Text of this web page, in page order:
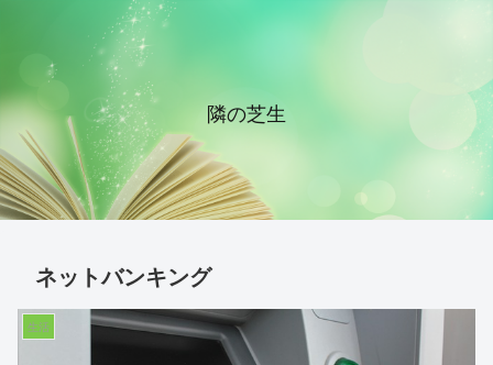
隣の芝生
ネットバンキング
生活